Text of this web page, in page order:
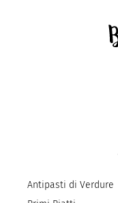
Antipasti di Verdure